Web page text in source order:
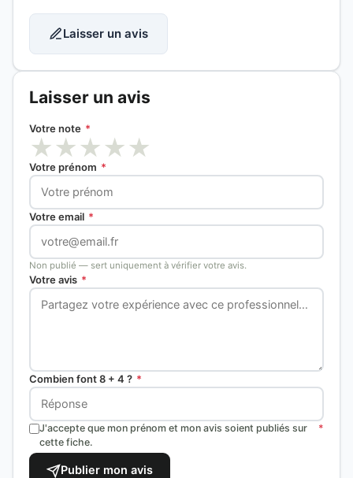
Laisser un avis
Laisser un avis
Votre note *
★★★★★
Votre prénom *
Votre email *
Non publié — sert uniquement à vérifier votre avis.
Votre avis *
Combien font 8 + 4 ? *
J'accepte que mon prénom et mon avis soient publiés sur
cette fiche.
*
Publier mon avis